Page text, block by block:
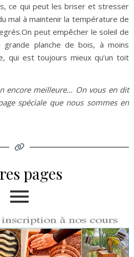
ce qui peut les briser et stresser
mal à maintenir la température de
peut empêcher le soleil de
planche de bois, à moins
qui est toujours mieux qu’un toit
encore meilleure… On vous en dit
spéciale que nous sommes en
pages